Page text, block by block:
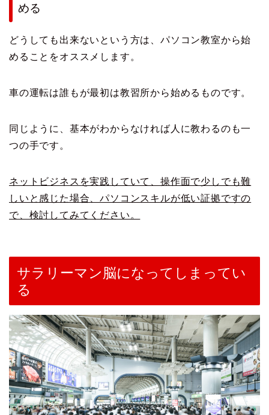
める
どうしても出来ないという方は、パソコン教室から始
めることをオススメします。
車の運転は誰もが最初は教習所から始めるものです。
同じように、基本がわからなければ人に教わるのも一
つの手です。
ネットビジネスを実践していて、操作面で少しでも難
しいと感じた場合、パソコンスキルが低い証拠ですの
で、検討してみてください。
サラリーマン脳になってしまってい
る